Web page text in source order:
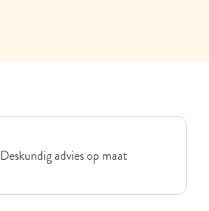
Deskundig advies op maat